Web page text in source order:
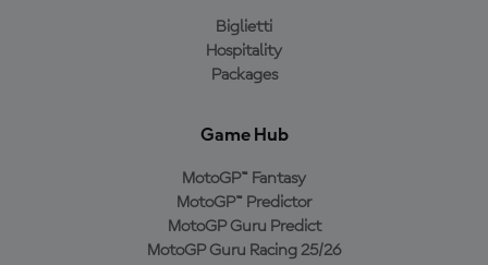
Biglietti
Hospitality
Packages
Game Hub
MotoGP™ Fantasy
MotoGP™ Predictor
MotoGP Guru Predict
MotoGP Guru Racing 25/26